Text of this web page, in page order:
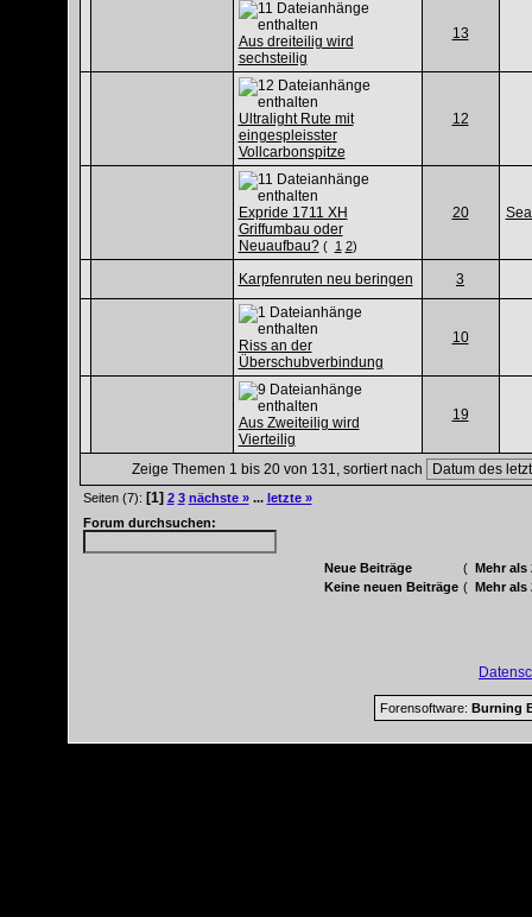
Aus dreiteilig wird
sechsteilig
13
Ultralight Rute mit
eingespleisster
Vollcarbonspitze
12
Expride 1711 XH
Griffumbau oder
Neuaufbau?( 1 2)
20
Karpfenruten neu beringen 3
Riss an der
Überschubverbindung
10
Aus Zweiteilig wird
Vierteilig
19
Zeige Themen 1 bis 20 von 131, sortiert nach
Seiten (7): [1] 2 3 nächste » ... letzte »
Forum durchsuchen:
Neue Beiträge ( Mehr als
Keine neuen Beiträge ( Mehr als
Forensoftware: Burning